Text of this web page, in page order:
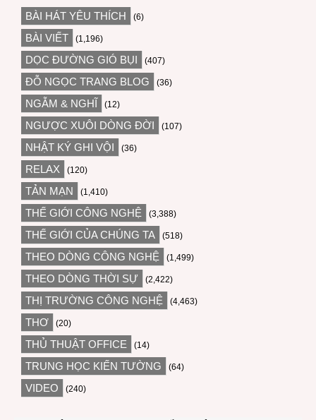
BÀI HÁT YÊU THÍCH (6)
BÀI VIẾT (1,196)
DỌC ĐƯỜNG GIÓ BỤI (407)
ĐỖ NGỌC TRANG BLOG (36)
NGẪM & NGHĨ (12)
NGƯỢC XUÔI DÒNG ĐỜI (107)
NHẬT KÝ GHI VỘI (36)
RELAX (120)
TẢN MẠN (1,410)
THẾ GIỚI CÔNG NGHỆ (3,388)
THẾ GIỚI CỦA CHÚNG TA (518)
THEO DÒNG CÔNG NGHỆ (1,499)
THEO DÒNG THỜI SỰ (2,422)
THỊ TRƯỜNG CÔNG NGHỆ (4,463)
THƠ (20)
THỦ THUẬT OFFICE (14)
TRUNG HỌC KIẾN TƯỜNG (64)
VIDEO (240)